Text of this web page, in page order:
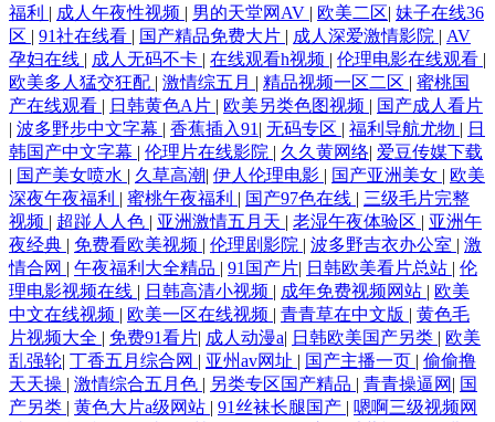
福利 | 成人午夜性视频 | 男的天堂网AV | 欧美二区| 妹子在线36
区 | 91社在线看 | 国产精品免费大片 | 成人深爱激情影院 | AV
孕妇在线 | 成人无码不卡 | 在线观看h视频 | 伦理电影在线观看 |
欧美多人猛交狂配 | 激情综五月 | 精品视频一区二区 | 蜜桃国
产在线观看 | 日韩黄色A片 | 欧美另类色图视频 | 国产成人看片
| 波多野步中文字幕 | 香蕉插入91 | 无码专区 | 福利导航尤物 | 日
韩国产中文字幕 | 伦理片在线影院 | 久久黄网络| 爱豆传媒下载
| 国产美女喷水 | 久草高潮| 伊人伦理电影 | 国产亚洲美女 | 欧美
深夜午夜福利 | 蜜桃午夜福利 | 国产97色在线 | 三级毛片完整
视频 | 超踫人人色 | 亚洲激情五月天 | 老湿午夜体验区 | 亚洲午
夜经典 | 免费看欧美视频 | 伦理剧影院 | 波多野吉衣办公室 | 激
情合网 | 午夜福利大全精品 | 91国产片| 日韩欧美看片总站 | 伦
理电影视频在线 | 日韩高清小视频 | 成年免费视频网站 | 欧美
中文在线视频 | 欧美一区在线视频 | 青青草在中文版 | 黄色毛
片视频大全 | 免费91看片| 成人动漫a| 日韩欧美国产另类 | 欧美
乱强轮| 丁香五月综合网 | 亚州av网址 | 国产主播一页 | 偷偷撸
天天操 | 激情综合五月色 | 另类专区国产精品 | 青青操逼网 | 国
产另类 | 黄色大片a级网站 | 91丝袜长腿国产 | 嗯啊三级视频网